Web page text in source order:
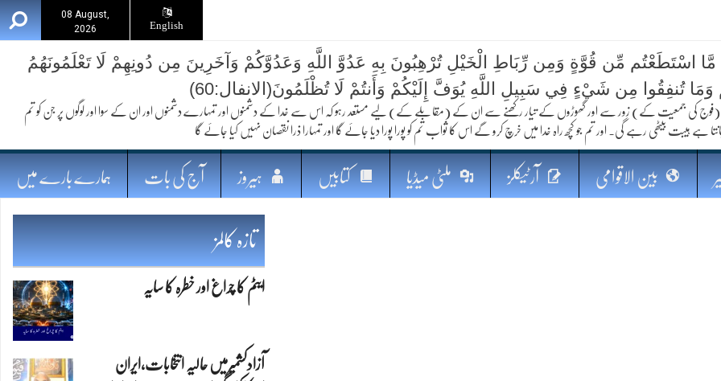
08 August,
2026
English
مستقبل
مَّا اسْتَطَعْتُم مِّن قُوَّةٍ وَمِن رِّبَاطِ الْخَيْلِ تُرْهِبُونَ بِهِ عَدُوَّ اللَّهِ وَعَدُوَّكُمْ وَآخَرِينَ مِن دُونِهِمْ لَا تَعْلَمُونَهُمُ
وَمَا تُنفِقُوا مِن شَيْءٍ فِي سَبِيلِ اللَّهِ يُوَفَّ إِلَيْكُمْ وَأَنتُمْ لَا تُظْلَمُونَ(الانفال:60)
کی جمعیت کے) زور سے اور گھوڑوں کے تیار رکھنے سے ان کے (مقابلے کے) لیے مستعد رہو کہ اس سے خدا کے دشمنوں اور تمہارے دشمنوں اور ان کے سوا اور لوگوں پر جن کو تم
ہے ہیبت بیٹھی رہے گی۔ اور تم جو کچھ راہ خدا میں خرچ کرو گے اس کا ثواب تم کو پورا پورا دیا جائے گا اور تمہارا ذرا نقصان نہیں کیا جائے گا
بین الاقوامی آرٹیکلز ملٹی میڈیا کتابیں ہیروز آج کی بات ہمارے بارے میں
تازہ کالمز
ایٹم کا چراغ اور خطرہ کا سایہ
آزادکشمیرمیں حالیہ انتخابات،ایران